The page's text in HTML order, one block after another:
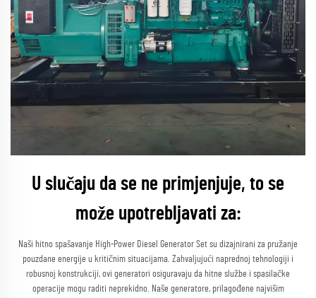
U slučaju da se ne primjenjuje, to se
može upotrebljavati za:
Naši hitno spašavanje High-Power Diesel Generator Set su dizajnirani za pružanje
pouzdane energije u kritičnim situacijama. Zahvaljujući naprednoj tehnologiji i
robusnoj konstrukciji, ovi generatori osiguravaju da hitne službe i spasilačke
operacije mogu raditi neprekidno. Naše generatore, prilagođene najvišim